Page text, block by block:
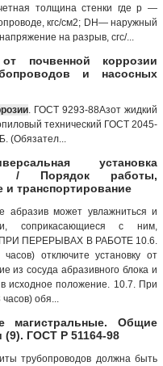
толщина стенки где р —
кгс/см2; DH— наружный
на разрыв, сгс/...
коррозии
и насосных
. ГОСТ 9293-88Азот жидкий
технический ГОСТ 2045-
установка
/ Порядок работы,
и транспортирование
может увлажниться и
соприкасающиеся с ним,
ПЕРЕРЫВАХ В РАБОТЕ 10.6.
отключите установку от
из сосуда абразивного блока и
исходное положение. 10.7. При
обя...
магистральные. Общие
(9). ГОСТ Р 51164-98
трубопроводов должна быть